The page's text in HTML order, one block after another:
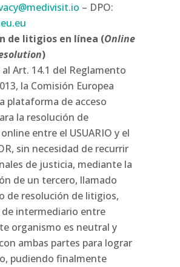
– DPO:
de litigios en línea (Online
)
Art. 14.1 del Reglamento
la Comisión Europea
plataforma de acceso
la resolución de
entre el USUARIO y el
sin necesidad de recurrir
de justicia, mediante la
de un tercero, llamado
de resolución de litigios,
intermediario entre
organismo es neutral y
ambas partes para lograr
pudiendo finalmente